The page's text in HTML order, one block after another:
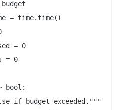
= time.time()
= 0
= 0
bool:
if budget exceeded."""